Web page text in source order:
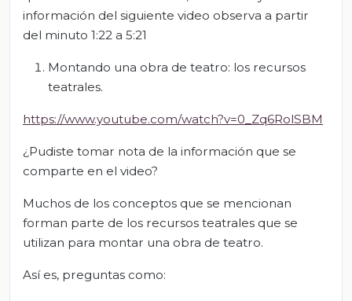
información del siguiente video observa a partir
del minuto 1:22 a 5:21
Montando una obra de teatro: los recursos
teatrales.
https://www.youtube.com/watch?v=0_Zq6RolSBM
¿Pudiste tomar nota de la información que se
comparte en el video?
Muchos de los conceptos que se mencionan
forman parte de los recursos teatrales que se
utilizan para montar una obra de teatro.
Así es, preguntas como: